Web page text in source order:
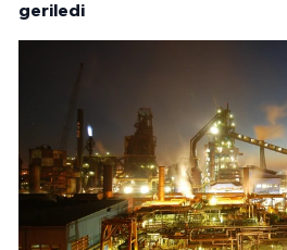
geriledi